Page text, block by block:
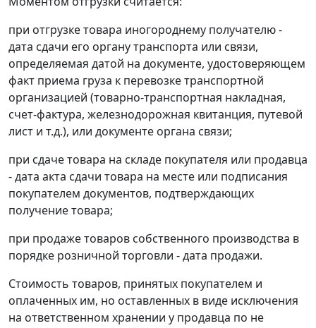
при отгрузке товара иногороднему получателю -
дата сдачи его органу транспорта или связи,
определяемая датой на документе, удостоверяющем
факт приема груза к перевозке транспортной
организацией (товарно-транспортная накладная,
счет-фактура, железнодорожная квитанция, путевой
лист и т.д.), или документе органа связи;
при сдаче товара на складе покупателя или продавца
- дата акта сдачи товара на месте или подписания
покупателем документов, подтверждающих
получение товара;
при продаже товаров собственного производства в
порядке розничной торговли - дата продажи.
Стоимость товаров, принятых покупателем и
оплаченных им, но оставленных в виде исключения
на ответственном хранении у продавца по не